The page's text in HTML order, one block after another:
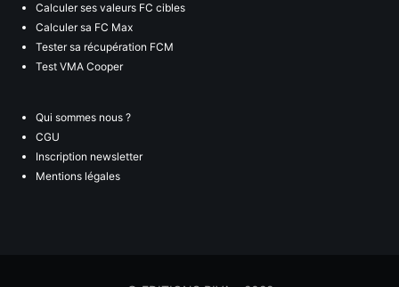
Calculer ses valeurs FC cibles
Calculer sa FC Max
Tester sa récupération FCM
Test VMA Cooper
Qui sommes nous ?
CGU
Inscription newsletter
Mentions légales